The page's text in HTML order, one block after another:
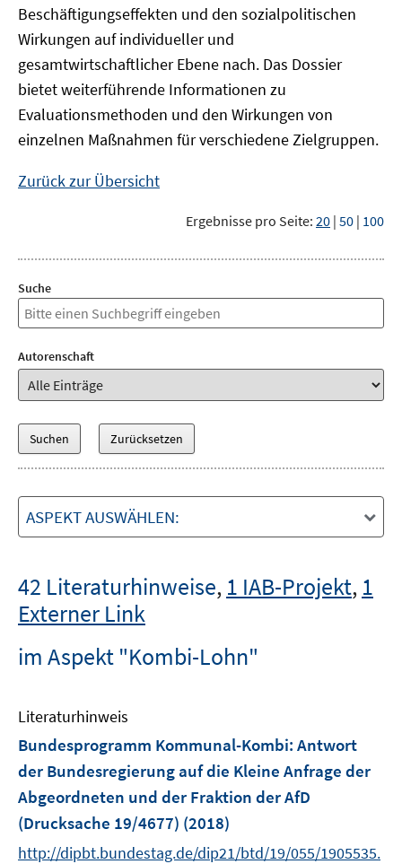
Beschäftigungseffekten und den sozialpolitischen
Wirkungen auf individueller und
gesamtwirtschaftlicher Ebene nach. Das Dossier
bietet weiterführende Informationen zu
Evaluationsmethoden und den Wirkungen von
einzelnen Maßnahmen für verschiedene Zielgruppen.
Zurück zur Übersicht
Ergebnisse pro Seite: 20 | 50 | 100
Suche
Autorenschaft
ASPEKT AUSWÄHLEN:
42 Literaturhinweise, 1 IAB-Projekt, 1
Externer Link
im Aspekt "Kombi-Lohn"
Literaturhinweis
Bundesprogramm Kommunal-Kombi: Antwort
der Bundesregierung auf die Kleine Anfrage der
Abgeordneten und der Fraktion der AfD
(Drucksache 19/4677) (2018)
http://dipbt.bundestag.de/dip21/btd/19/055/1905535.